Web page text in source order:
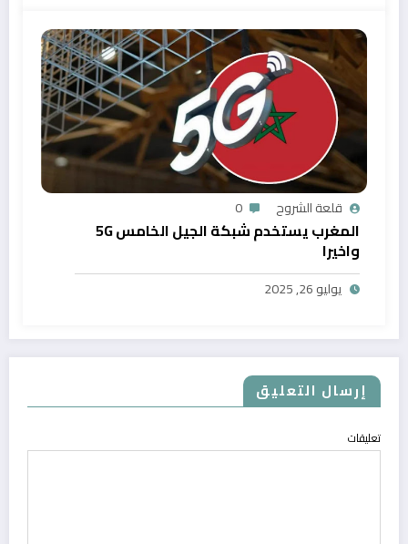
قلعة الشروح 0
المغرب يستخدم شبكة الجيل الخامس 5G
واخيرا
يوليو 26, 2025
إرسال التعليق
تعليقات